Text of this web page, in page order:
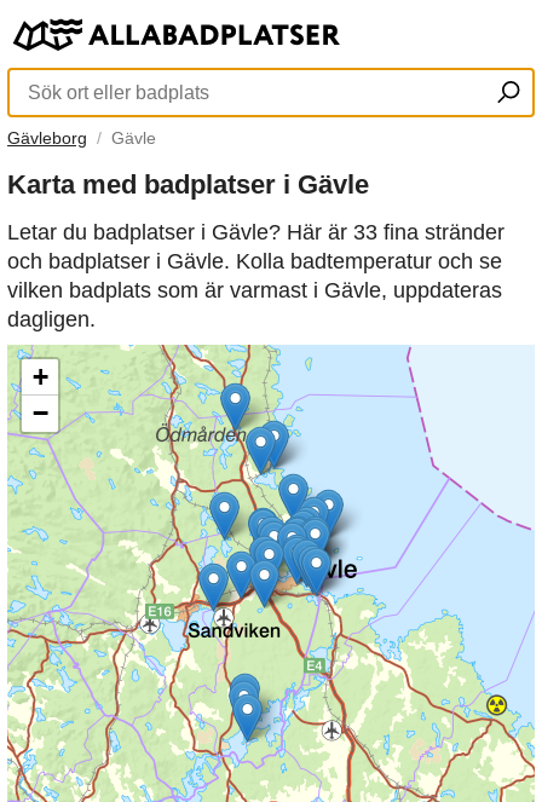
Gävleborg Gävle
Karta med badplatser i Gävle
Letar du badplatser i Gävle? Här är 33 fina stränder
och badplatser i Gävle. Kolla badtemperatur och se
vilken badplats som är varmast i Gävle, uppdateras
dagligen.
+
−